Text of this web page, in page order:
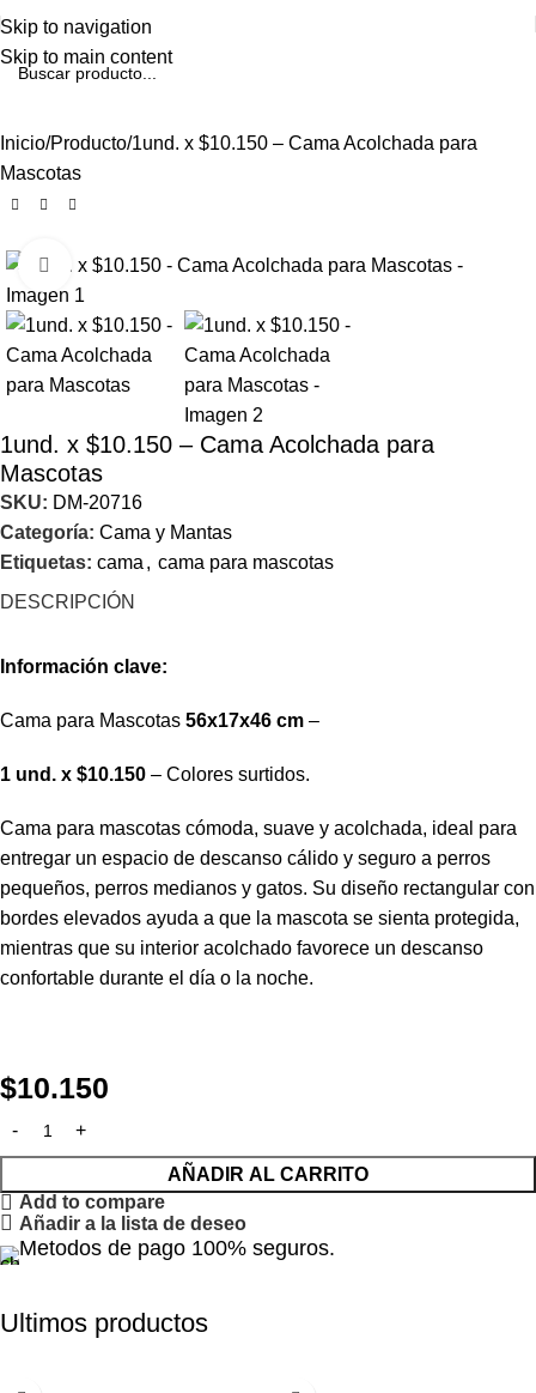
Skip to navigation
Skip to main content
Inicio Producto 1und. x $10.150 – Cama Acolchada para
Mascotas
Click to enlarge
1und. x $10.150 – Cama Acolchada para
Mascotas
SKU: DM-20716
Categoría: Cama y Mantas
Etiquetas: cama , cama para mascotas
DESCRIPCIÓN
Información clave:
Cama para Mascotas 56x17x46 cm –
1 und. x $10.150 – Colores surtidos.
Cama para mascotas cómoda, suave y acolchada, ideal para
entregar un espacio de descanso cálido y seguro a perros
pequeños, perros medianos y gatos. Su diseño rectangular con
bordes elevados ayuda a que la mascota se sienta protegida,
mientras que su interior acolchado favorece un descanso
confortable durante el día o la noche.
$10.150
AÑADIR AL CARRITO
Add to compare
Añadir a la lista de deseo
Metodos de pago 100% seguros.
Ultimos productos